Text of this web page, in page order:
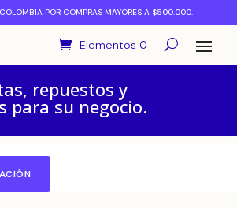
POR COMPRAS MAYORES A $500.000.
Elementos 0
repuestos y
para su negocio.